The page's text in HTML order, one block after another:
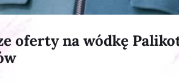
oferty na wódkę